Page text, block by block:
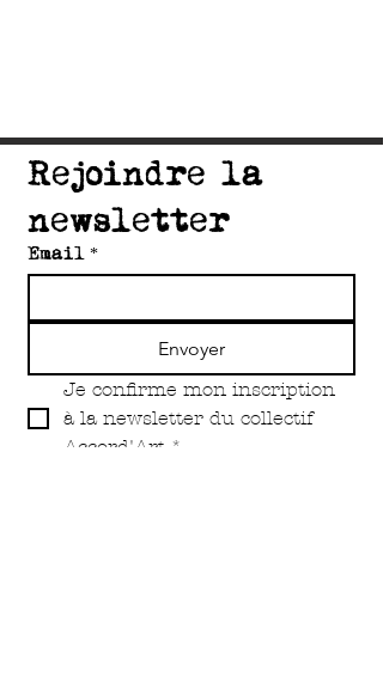
Rejoindre la
newsletter
Email *
Envoyer
Je confirme mon inscription
à la newsletter du collectif
Accord'Art *